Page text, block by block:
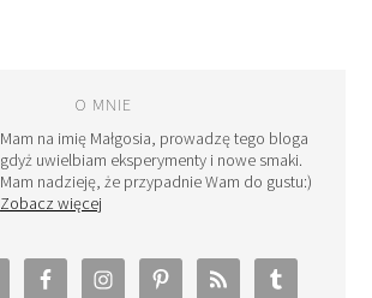
O MNIE
Mam na imię Małgosia, prowadzę tego bloga
gdyż uwielbiam eksperymenty i nowe smaki.
Mam nadzieję, że przypadnie Wam do gustu:)
Zobacz więcej